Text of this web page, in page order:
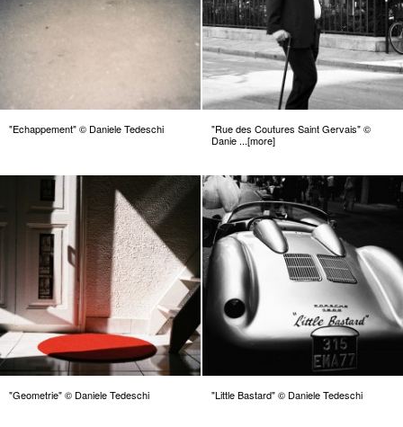
"Echappement" © Daniele Tedeschi
"Rue des Coutures Saint Gervais" ©
Danie ...[more]
"Geometrie" © Daniele Tedeschi "Little Bastard" © Daniele Tedeschi